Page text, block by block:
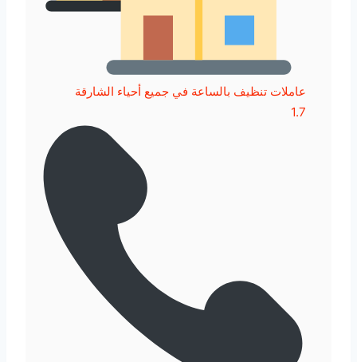
عاملات تنظيف بالساعة في جميع أحياء الشارقة
1.7